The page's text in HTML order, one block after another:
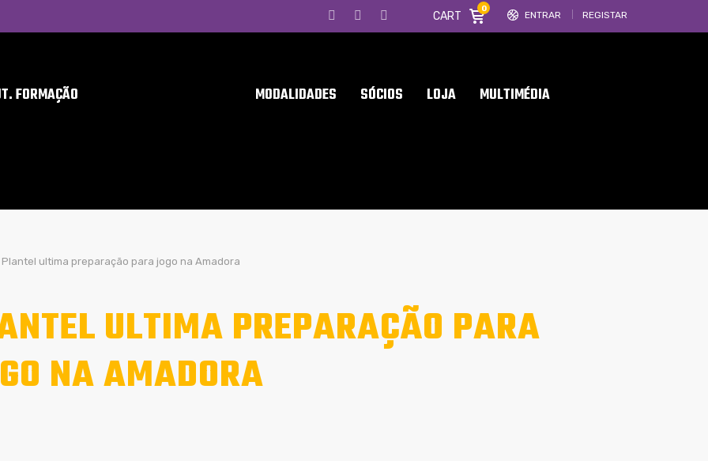
ENTRAR REGISTAR
CART
0
FORMAÇÃO MODALIDADES SÓCIOS LOJA MULTIMÉDIA
Plantel ultima preparação para jogo na Amadora
ULTIMA PREPARAÇÃO PARA
NA AMADORA